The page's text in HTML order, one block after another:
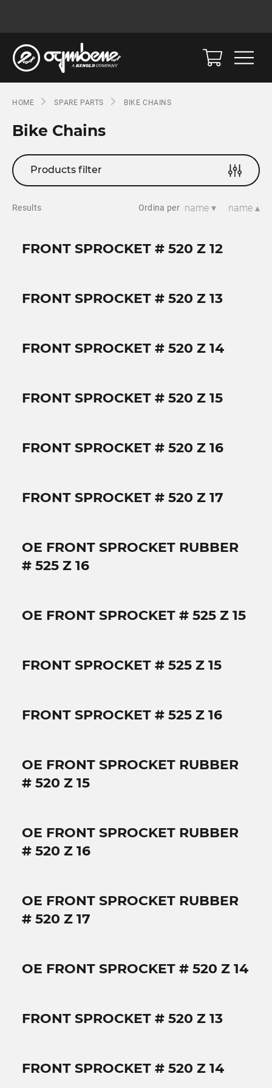
HOME SPARE PARTS BIKE CHAINS
Bike Chains
Products filter
Results Ordina per name ▾ name ▴
FRONT SPROCKET # 520 Z 12
FRONT SPROCKET # 520 Z 13
FRONT SPROCKET # 520 Z 14
FRONT SPROCKET # 520 Z 15
FRONT SPROCKET # 520 Z 16
FRONT SPROCKET # 520 Z 17
OE FRONT SPROCKET RUBBER
# 525 Z 16
OE FRONT SPROCKET # 525 Z 15
FRONT SPROCKET # 525 Z 15
FRONT SPROCKET # 525 Z 16
OE FRONT SPROCKET RUBBER
# 520 Z 15
OE FRONT SPROCKET RUBBER
# 520 Z 16
OE FRONT SPROCKET RUBBER
# 520 Z 17
OE FRONT SPROCKET # 520 Z 14
FRONT SPROCKET # 520 Z 13
FRONT SPROCKET # 520 Z 14